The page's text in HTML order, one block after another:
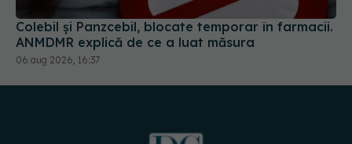
Colebil și Panzcebil, blocate temporar în farmacii.
ANMDMR explică de ce a luat măsura
06 aug 2026, 16:37